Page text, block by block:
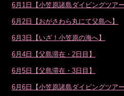
6月1日【小笠原諸島ダイビングツアー
6月2日【おがさわら丸にて父島へ】
6月3日【いざ！小笠原の海へ】
6月4日【父島滞在・2日目】
6月5日【父島滞在・3日目】
6月6日【小笠原諸島ダイビングツアー